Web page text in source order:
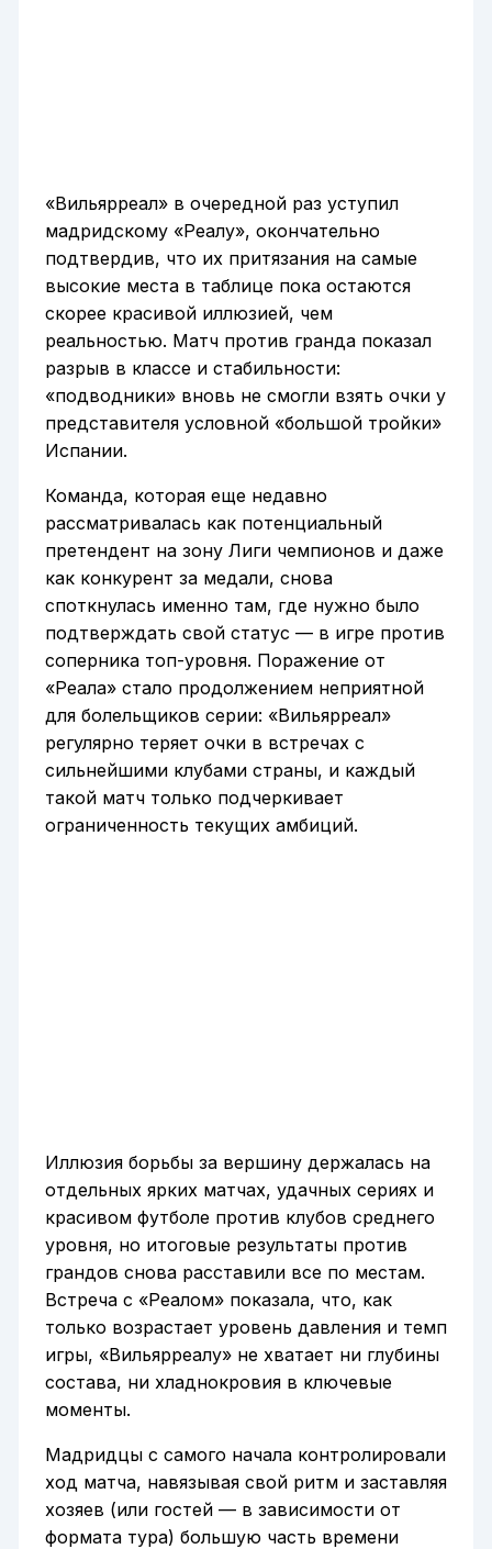
«Вильярреал» в очередной раз уступил
мадридскому «Реалу», окончательно
подтвердив, что их притязания на самые
высокие места в таблице пока остаются
скорее красивой иллюзией, чем
реальностью. Матч против гранда показал
разрыв в классе и стабильности:
«подводники» вновь не смогли взять очки у
представителя условной «большой тройки»
Испании.
Команда, которая еще недавно
рассматривалась как потенциальный
претендент на зону Лиги чемпионов и даже
как конкурент за медали, снова
споткнулась именно там, где нужно было
подтверждать свой статус — в игре против
соперника топ-уровня. Поражение от
«Реала» стало продолжением неприятной
для болельщиков серии: «Вильярреал»
регулярно теряет очки в встречах с
сильнейшими клубами страны, и каждый
такой матч только подчеркивает
ограниченность текущих амбиций.
Иллюзия борьбы за вершину держалась на
отдельных ярких матчах, удачных сериях и
красивом футболе против клубов среднего
уровня, но итоговые результаты против
грандов снова расставили все по местам.
Встреча с «Реалом» показала, что, как
только возрастает уровень давления и темп
игры, «Вильярреалу» не хватает ни глубины
состава, ни хладнокровия в ключевые
моменты.
Мадридцы с самого начала контролировали
ход матча, навязывая свой ритм и заставляя
хозяев (или гостей — в зависимости от
формата тура) большую часть времени